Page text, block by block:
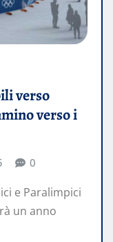
verso
verso i
0
e Paralimpici
un anno